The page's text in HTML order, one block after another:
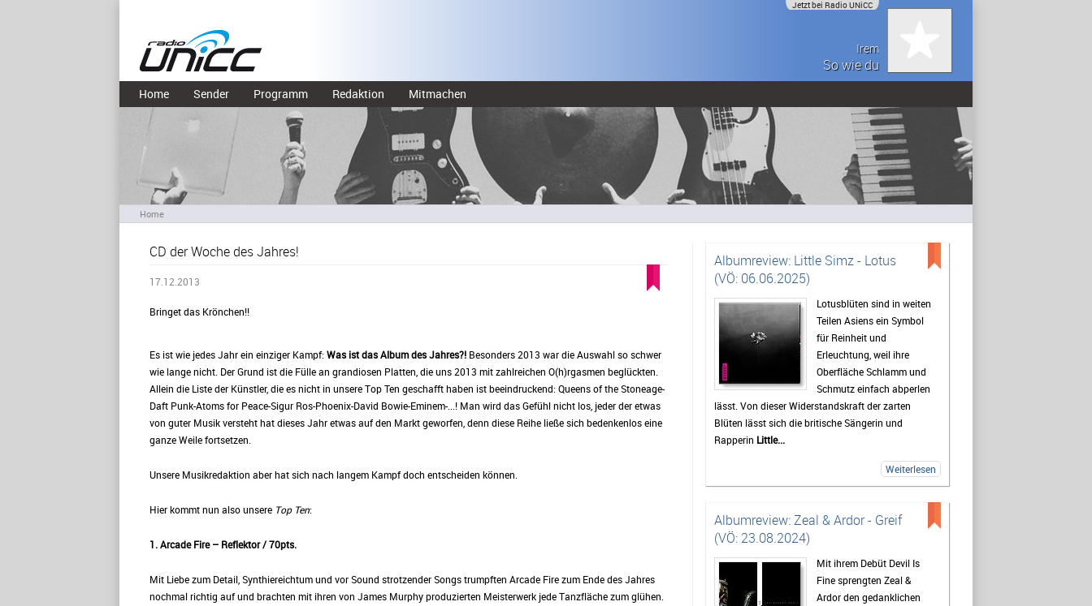
Jetzt bei Radio UNiCC
Irem
So wie du
Home Sender Programm Redaktion Mitmachen
Home
CD der Woche des Jahres!
17.12.2013
Bringet das Krönchen!!
Es ist wie jedes Jahr ein einziger Kampf:Was ist das Album des Jahres?! Besonders 2013 war die Auswahl so schwer
wie lange nicht. Der Grund ist die Fülle an grandiosen Platten, die uns 2013 mit zahlreichen O(h)rgasmen beglückten.
Allein die Liste der Künstler, die es nicht in unsere Top Ten geschafft haben ist beeindruckend: Queens of the Stoneage-
Daft Punk-Atoms for Peace-Sigur Ros-Phoenix-David Bowie-Eminem-...! Man wird das Gefühl nicht los, jeder der etwas
von guter Musik versteht hat dieses Jahr etwas auf den Markt geworfen, denn diese Reihe ließe sich bedenkenlos eine
ganze Weile fortsetzen.
Unsere Musikredaktion aber hat sich nach langem Kampf doch entscheiden können.
Hier kommt nun also unsere Top Ten:
1. Arcade Fire – Reflektor / 70pts.
Mit Liebe zum Detail, Synthiereichtum und vor Sound strotzender Songs trumpften Arcade Fire zum Ende des Jahres
nochmal richtig auf und brachten mit ihren von James Murphy produzierten Meisterwerk jede Tanzfläche zum glühen.
Albumreview: Little Simz - Lotus
(VÖ: 06.06.2025)
Lotusblüten sind in weiten
Teilen Asiens ein Symbol
für Reinheit und
Erleuchtung, weil ihre
Oberfläche Schlamm und
Schmutz einfach abperlen
lässt. Von dieser Widerstandskraft der zarten
Blüten lässt sich die britische Sängerin und
Rapperin Little...
Weiterlesen
Albumreview: Zeal & Ardor - Greif
(VÖ: 23.08.2024)
Mit ihrem Debüt Devil Is
Fine sprengten Zeal &
Ardor den gedanklichen